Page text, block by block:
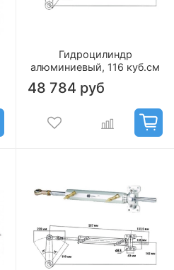
Гидроцилиндр
алюминиевый, 116 куб.см
48 784 руб